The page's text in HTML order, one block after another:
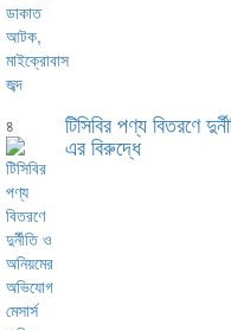
৪ টিসিবির পণ্য বিতরণে
এর বিরুদ্ধে